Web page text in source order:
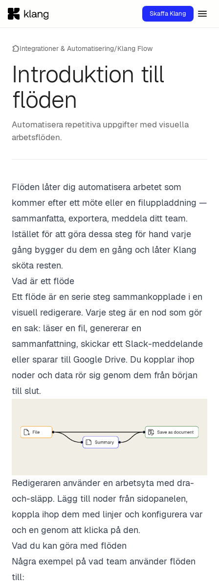
Skaffa Klang menu
extensionIntegrationer & Automatisering/Klang Flow
Introduktion till
flöden
Automatisera repetitiva uppgifter med visuella
arbetsflöden.
Flöden låter dig automatisera arbetet som
kommer efter ett möte eller en filuppladdning —
sammanfatta, exportera, meddela ditt team.
Istället för att göra dessa steg för hand varje
gång bygger du dem en gång och låter Klang
sköta resten.
Vad är ett flöde
Ett flöde är en serie steg sammankopplade i en
visuell redigerare. Varje steg är en nod som gör
en sak: läser en fil, genererar en
sammanfattning, skickar ett Slack-meddelande
eller sparar till Google Drive. Du kopplar ihop
noder och data rör sig genom dem från början
till slut.
Redigeraren använder en arbetsyta med dra-
och-släpp. Lägg till noder från sidopanelen,
koppla ihop dem med linjer och konfigurera var
och en genom att klicka på den.
Vad du kan göra med flöden
Några exempel på vad team använder flöden
till: